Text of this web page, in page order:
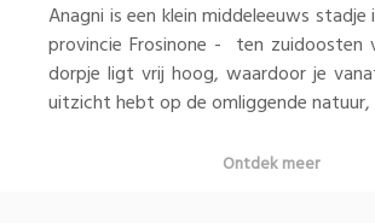
Anagni is een klein middeleeuws stadje
provincie Frosinone - ten zuidoosten
dorpje ligt vrij hoog, waardoor je
uitzicht hebt op de omliggende natuur,
Ontdek meer